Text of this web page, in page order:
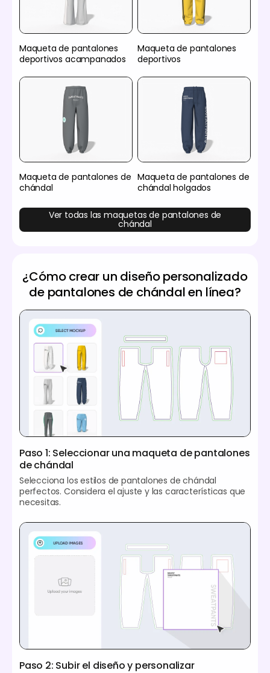
Maqueta de pantalones
deportivos acampanados
Maqueta de pantalones
deportivos
Maqueta de pantalones de
chándal
Maqueta de pantalones de
chándal holgados
Ver todas las maquetas de pantalones de
chándal
¿Cómo crear un diseño personalizado
de pantalones de chándal en línea?
Paso 1: Seleccionar una maqueta de pantalones
de chándal
Selecciona los estilos de pantalones de chándal
perfectos. Considera el ajuste y las características que
necesitas.
Paso 2: Subir el diseño y personalizar